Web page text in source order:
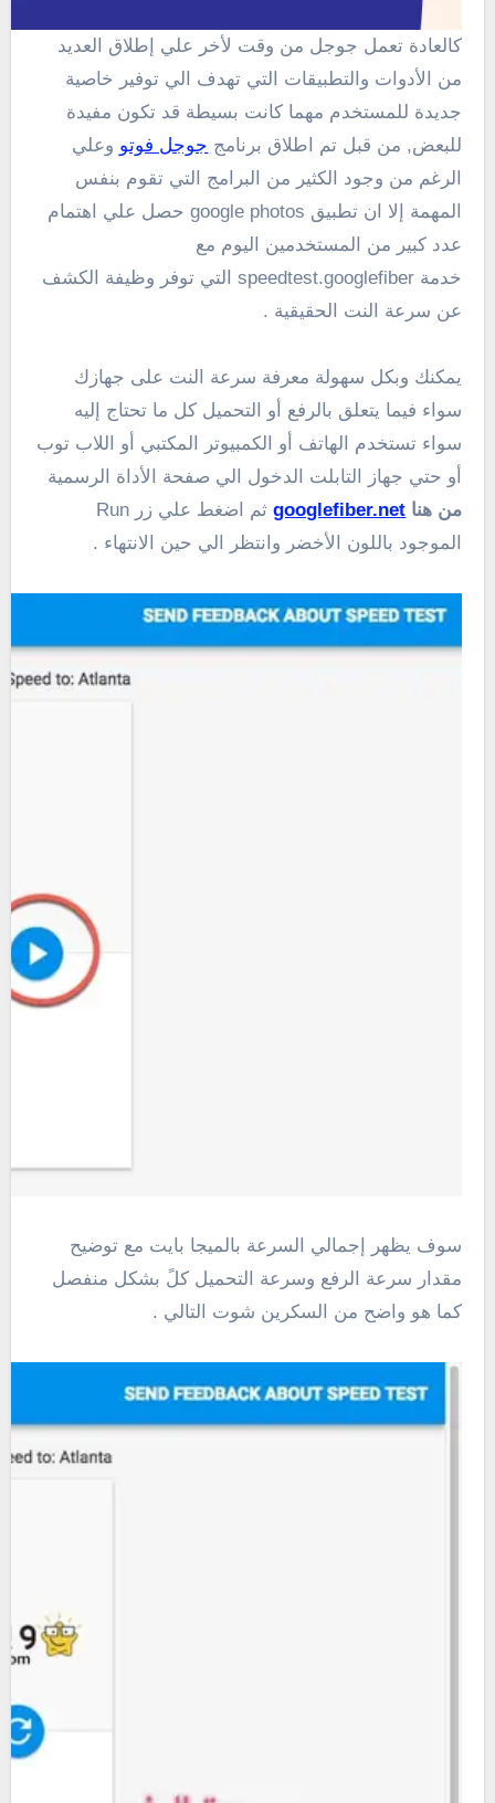
كالعادة تعمل جوجل من وقت لأخر علي إطلاق العديد
من الأدوات والتطبيقات التي تهدف الي توفير خاصية
جديدة للمستخدم مهما كانت بسيطة قد تكون مفيدة
للبعض, من قبل تم اطلاق برنامج جوجل فوتو وعلي
الرغم من وجود الكثير من البرامج التي تقوم بنفس
المهمة إلا ان تطبيق google photos حصل علي اهتمام
عدد كبير من المستخدمين اليوم مع
خدمة speedtest.googlefiber التي توفر وظيفة الكشف
عن سرعة النت الحقيقية .
يمكنك وبكل سهولة معرفة سرعة النت على جهازك
سواء فيما يتعلق بالرفع أو التحميل كل ما تحتاج إليه
سواء تستخدم الهاتف أو الكمبيوتر المكتبي أو اللاب توب
أو حتي جهاز التابلت الدخول الي صفحة الأداة الرسمية
من هنا googlefiber.net
ثم اضغط علي زر Run
الموجود باللون الأخضر وانتظر الي حين الانتهاء .
سوف يظهر إجمالي السرعة بالميجا بايت مع توضيح
مقدار سرعة الرفع وسرعة التحميل كلً بشكل منفصل
كما هو واضح من السكرين شوت التالي .